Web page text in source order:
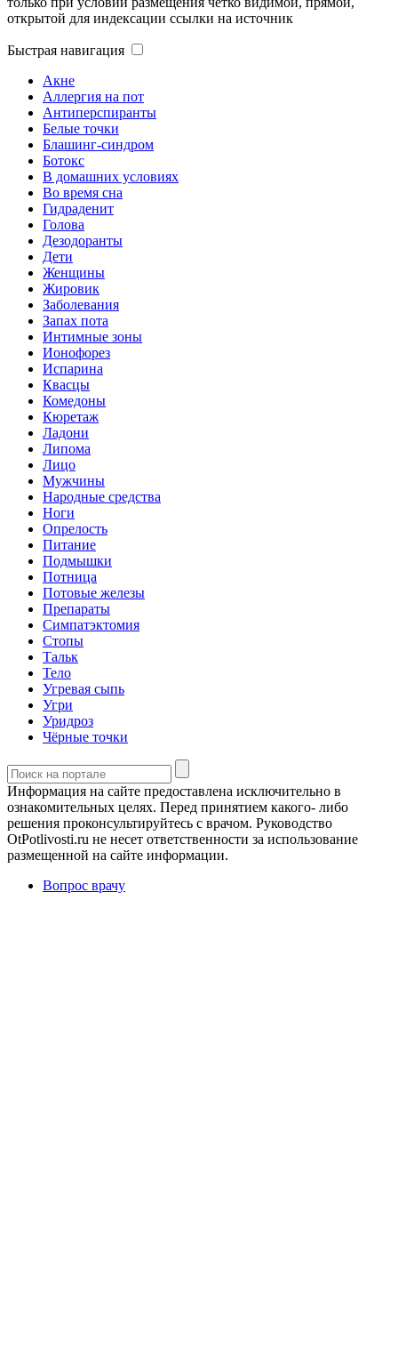
открытой для индексации ссылки на источник
Быстрая навигация
Акне
Аллергия на пот
Антиперспиранты
Белые точки
Блашинг-синдром
Ботокс
В домашних условиях
Во время сна
Гидраденит
Голова
Дезодоранты
Дети
Женщины
Жировик
Заболевания
Запах пота
Интимные зоны
Ионофорез
Испарина
Квасцы
Комедоны
Кюретаж
Ладони
Липома
Лицо
Мужчины
Народные средства
Ноги
Опрелость
Питание
Подмышки
Потница
Потовые железы
Препараты
Симпатэктомия
Стопы
Тальк
Тело
Угревая сыпь
Угри
Уридроз
Чёрные точки
Информация на сайте предоставлена исключительно в
ознакомительных целях. Перед принятием какого- либо
решения проконсультируйтесь с врачом. Руководство
OtPotlivosti.ru не несет ответственности за использование
размещенной на сайте информации.
Вопрос врачу